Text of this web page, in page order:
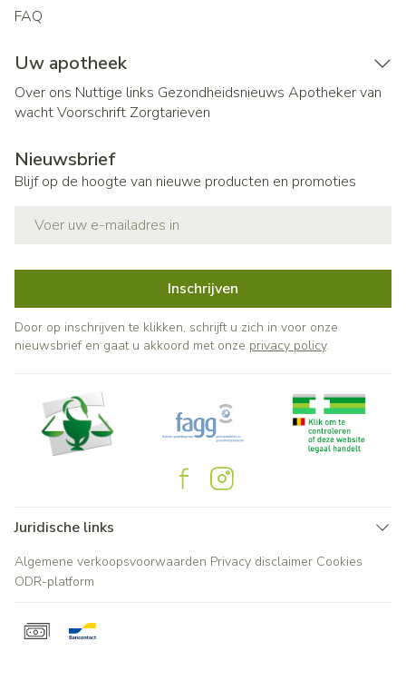
FAQ
Uw apotheek
Over ons Nuttige links Gezondheidsnieuws Apotheker van
wachtVoorschrift Zorgtarieven
Nieuwsbrief
Blijf op de hoogte van nieuwe producten en promoties
Inschrijven
Door op inschrijven te klikken, schrijft u zich in voor onze
nieuwsbrief en gaat u akkoord met onze privacy policy.
Juridische links
Algemene verkoopsvoorwaarden Privacy disclaimer Cookies
ODR-platform